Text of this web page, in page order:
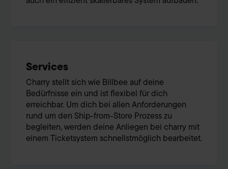
Services
Charry stellt sich wie Billbee auf deine
Bedürfnisse ein und ist flexibel für dich
erreichbar. Um dich bei allen Anforderungen
rund um den Ship-from-Store Prozess zu
begleiten, werden deine Anliegen bei charry mit
einem Ticketsystem schnellstmöglich bearbeitet.